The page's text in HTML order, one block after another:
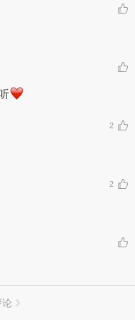
2
2
论